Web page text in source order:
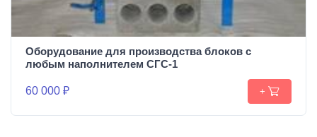
Оборудование для производства блоков c
любым наполнителем СГС-1
60 000 ₽ +